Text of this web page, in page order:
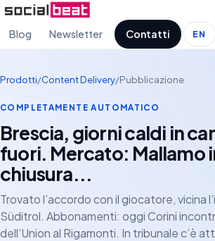
Blog Newsletter Contatti EN
Prodotti/Content Delivery/Pubblicazione
COMPLETAMENTE AUTOMATICO
Brescia, giorni caldi in
fuori. Mercato: Mallamo
chiusura...
Trovato l’accordo con il giocatore, vicina
Süditrol. Abbonamenti: oggi Corini
dell’Union al Rigamonti. In tribunale c’è